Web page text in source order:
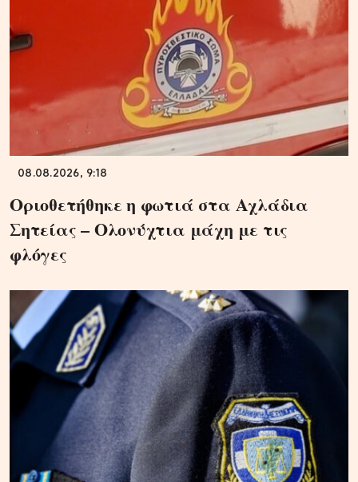
08.08.2026, 9:18
Οριοθετήθηκε η φωτιά στα Αχλάδια
Σητείας – Ολονύχτια μάχη με τις
φλόγες